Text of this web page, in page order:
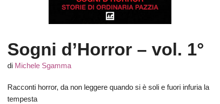
Sogni d’Horror – vol. 1°
di Michele Sgamma
Racconti horror, da non leggere quando si è soli e fuori infuria la
tempesta